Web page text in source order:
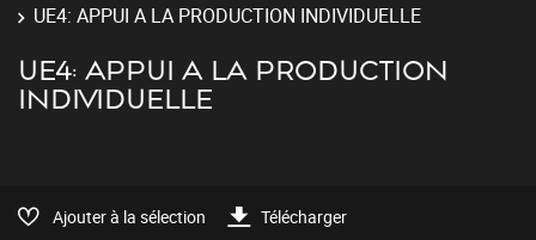
UE4: APPUI A LA PRODUCTION INDIVIDUELLE
UE4: APPUI A LA PRODUCTION
INDIVIDUELLE
Ajouter à la sélection Télécharger